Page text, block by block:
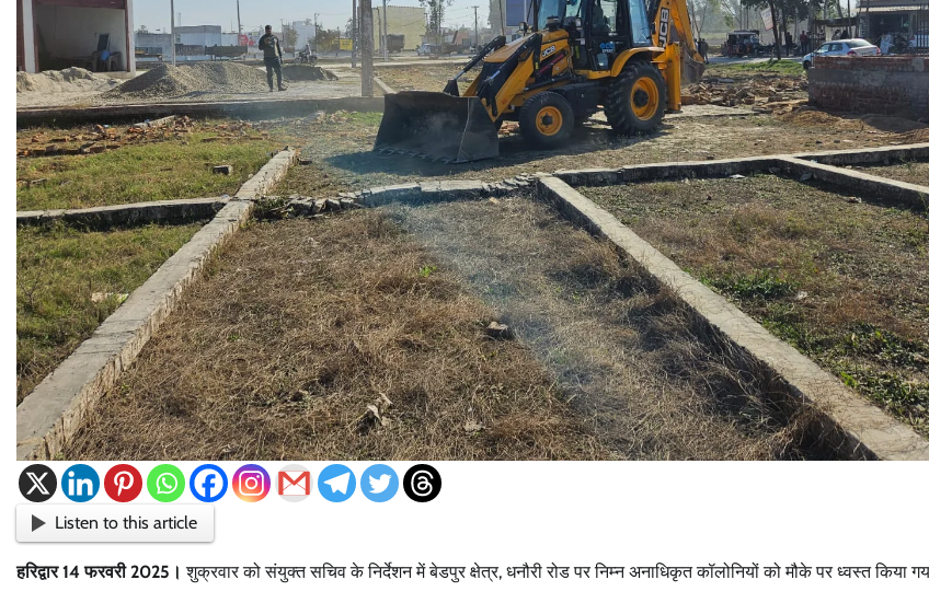
Listen to this article
हरिद्वार 14 फरवरी 2025। शुक्रवार को संयुक्त सचिव के निर्देशन में बेडपुर क्षेत्र, धनौरी रोड पर निम्न अनाधिकृत कॉलोनियों को मौके पर ध्वस्त किया